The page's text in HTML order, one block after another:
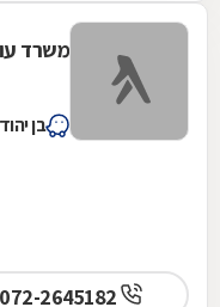
משרד
בן יהודה 32,